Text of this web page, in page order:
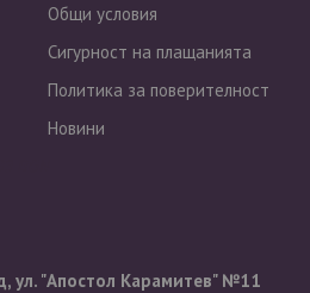
Общи условия
Сигурност на плащанията
Политика за поверителност
Новини
ул. "Aпостол Карамитев" №11